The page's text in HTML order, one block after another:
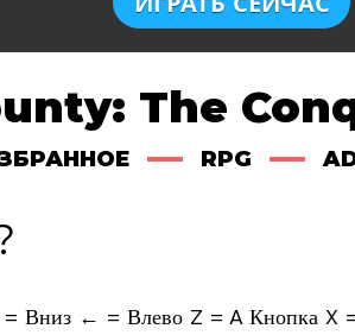
The
RPG
Вниз ← = Влево Z = A Кнопка X